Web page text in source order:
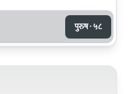
पुरुष · ५८